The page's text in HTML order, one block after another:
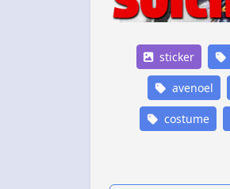
sticker
avenoel
costume